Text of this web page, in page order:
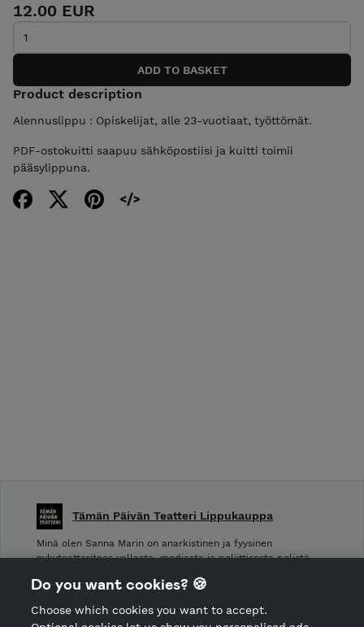
12.00 EUR
Product description
Alennuslippu : Opiskelijat, alle 23-vuotiaat, työttömät.
PDF-ostokuitti saapuu sähköpostiisi ja kuitti toimii
pääsylippuna.
Tämän Päivän Teatteri Lippukauppa
Minä olen Sanna Marin on anarkistinen ja fyysinen
nykyteatteriteos vallasta, mediasta ja poliittisesta pelistä,
CANCEL ORDER
Do you want cookies? 🍪
Choose which cookies you want to accept.